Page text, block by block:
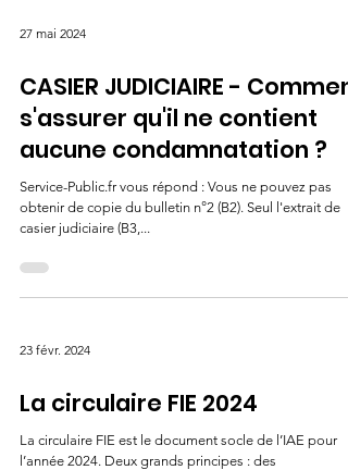
27 mai 2024
CASIER JUDICIAIRE - Comment
s'assurer qu'il ne contient
aucune condamnatation ?
Service-Public.fr vous répond : Vous ne pouvez pas
obtenir de copie du bulletin n°2 (B2). Seul l'extrait de
casier judiciaire (B3,...
23 févr. 2024
La circulaire FIE 2024
La circulaire FIE est le document socle de l’IAE pour
l’année 2024. Deux grands principes : des